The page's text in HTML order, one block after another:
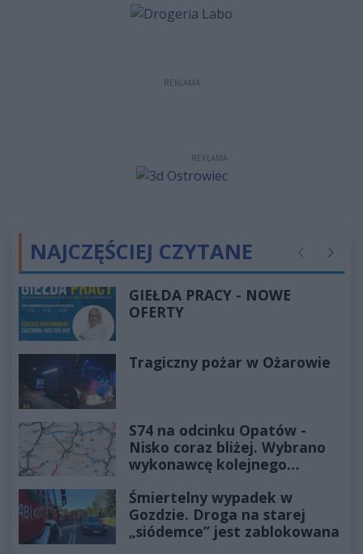
REKLAMA
REKLAMA
NAJCZĘŚCIEJ CZYTANE Poprzednie
GIEŁDA PRACY - NOWE
OFERTY
Tragiczny pożar w Ożarowie
S74 na odcinku Opatów -
Nisko coraz bliżej. Wybrano
wykonawcę kolejnego
Śmiertelny wypadek w
Gozdzie. Droga na starej
„siódemce” jest zablokowana